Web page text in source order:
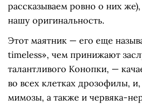
рассказываем ровно о них
нашу оригинальность.
Этот маятник — его еще
timeless», чем принижают
талантливого Конопки, —
во всех клетках дрозофилы,
мимозы, а также и червяка-